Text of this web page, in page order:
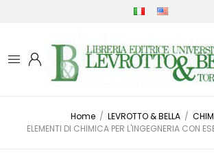
Home / LEVROTTO & BELLA /
ELEMENTI DI CHIMICA PER L'INGEGNERIA CON